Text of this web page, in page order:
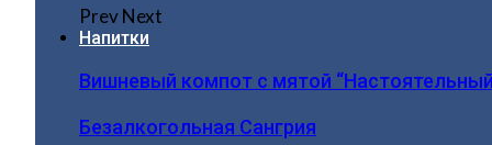
PrevNext
Напитки
Вишневый компот с мятой
Безалкогольная Сангрия